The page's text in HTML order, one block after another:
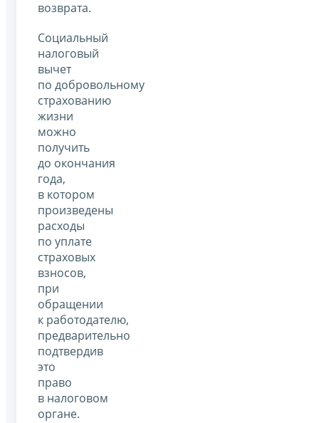
возврата.
Социальный
налоговый
вычет
по добровольному
страхованию
жизни
можно
получить
до окончания
года,
в котором
произведены
расходы
по уплате
страховых
взносов,
при
обращении
к работодателю,
предварительно
подтвердив
это
право
в налоговом
органе.